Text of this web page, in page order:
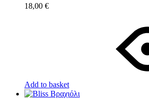
18,00 €
Add to basket